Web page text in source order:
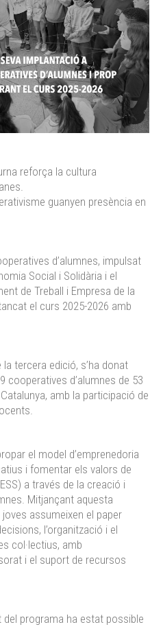
reforça la cultura
guanyen presència en
d’alumnes, impulsat
Social i Solidària i el
de Treball i Empresa de la
el curs 2025-2026 amb
tercera edició, s’ha donat
d’alumnes de 53
amb la participació de
el model d’emprenedoria
i fomentar els valors de
a través de la creació i
Mitjançant aquesta
assumeixen el paper
l’organització i el
col·lectius, amb
i el suport de recursos
del programa ha estat possible